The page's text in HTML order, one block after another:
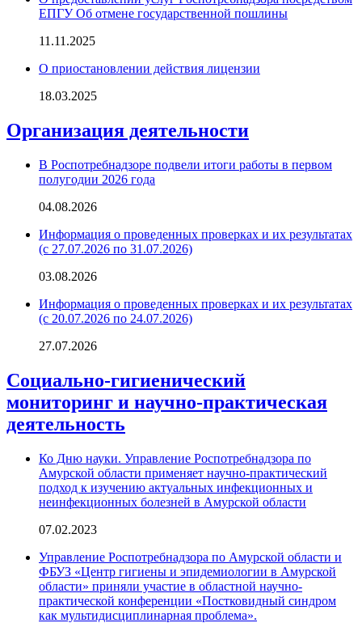
ЕПГУ Об отмене государственной пошлины
11.11.2025
О приостановлении действия лицензии
18.03.2025
Организация деятельности
В Роспотребнадзоре подвели итоги работы в первом
полугодии 2026 года
04.08.2026
Информация о проведенных проверках и их результатах
(с 27.07.2026 по 31.07.2026)
03.08.2026
Информация о проведенных проверках и их результатах
(с 20.07.2026 по 24.07.2026)
27.07.2026
Социально-гигиенический
мониторинг и научно-практическая
деятельность
Ко Дню науки. Управление Роспотребнадзора по
Амурской области применяет научно-практический
подход к изучению актуальных инфекционных и
неинфекционных болезней в Амурской области
07.02.2023
Управление Роспотребнадзора по Амурской области и
ФБУЗ «Центр гигиены и эпидемиологии в Амурской
области» приняли участие в областной научно-
практической конференции «Постковидный синдром
как мультидисциплинарная проблема».